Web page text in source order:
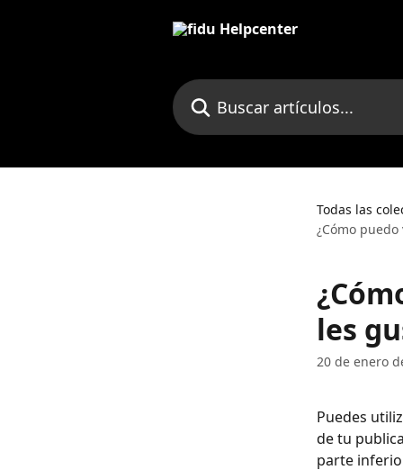
Buscar artículos...
Todas las
¿Cómo
les
20 de enero
Puedes
de tu
parte